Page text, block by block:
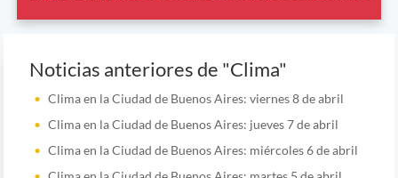
Noticias anteriores de "Clima"
Clima en la Ciudad de Buenos Aires: viernes 8 de abril
Clima en la Ciudad de Buenos Aires: jueves 7 de abril
Clima en la Ciudad de Buenos Aires: miércoles 6 de abril